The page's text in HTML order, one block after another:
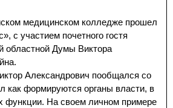
медицинском колледже прошел
с участием почетного гостя
областной Думы Виктора
Александрович пообщался со
как формируются органы власти, в
функции. На своем личном примере